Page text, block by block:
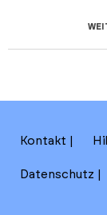
Kontakt
Datenschutz